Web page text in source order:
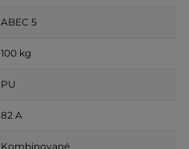
ABEC 5
100 kg
PU
82 A
Kombinované